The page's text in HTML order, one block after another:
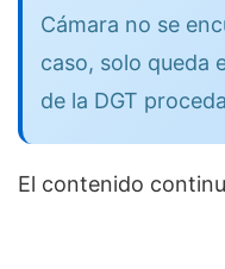
Cámara no se
caso, solo queda
de la DGT
El contenido